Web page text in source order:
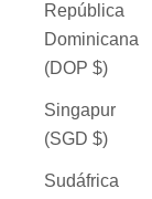
República
Dominicana
(DOP $)
Singapur
(SGD $)
Sudáfrica